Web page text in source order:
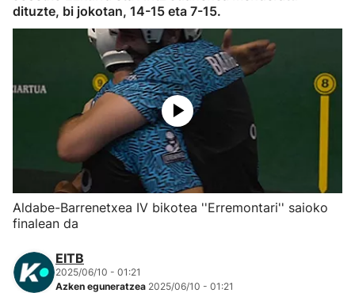
Herri-kirolak
Kirolak 360
Atletismoa
Mendi-lasterketak
"Helmuga"
dituzte, bi jokotan, 14-15 eta 7-15.
Aldabe-Barrenetxea IV bikotea ''Erremontari'' saioko
finalean da
EITB
2025/06/10 - 01:21
Azken eguneratzea 2025/06/10 - 01:21